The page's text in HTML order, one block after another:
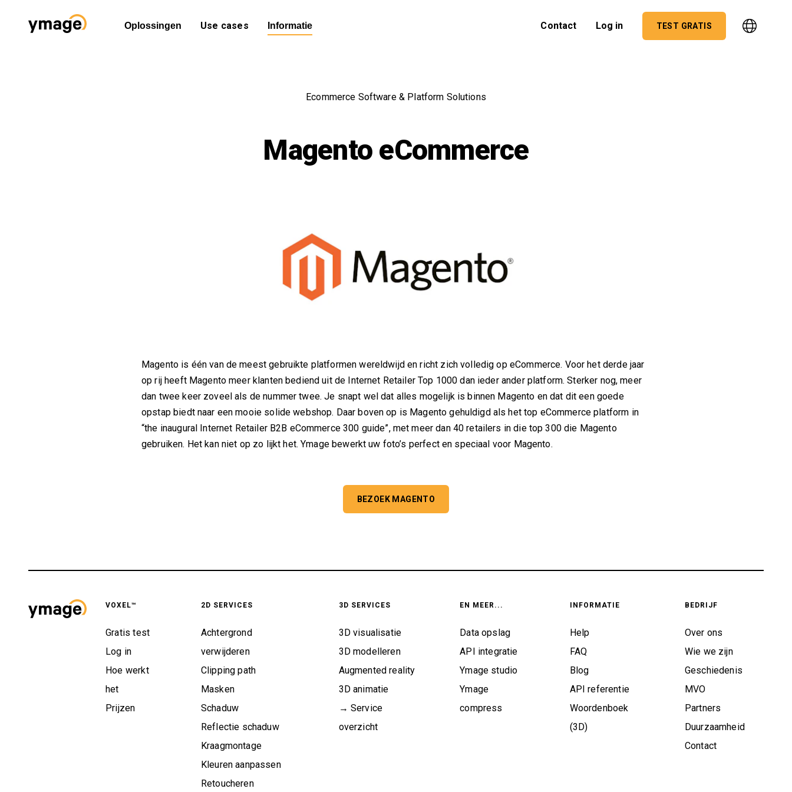
Oplossingen Use cases Informatie Contact Log in TEST GRATIS
Ecommerce Software & Platform Solutions
Magento eCommerce
Magento is één van de meest gebruikte platformen wereldwijd en richt zich volledig op eCommerce. Voor het derde jaar
op rij heeft Magento meer klanten bediend uit de Internet Retailer Top 1000 dan ieder ander platform. Sterker nog, meer
dan twee keer zoveel als de nummer twee. Je snapt wel dat alles mogelijk is binnen Magento en dat dit een goede
opstap biedt naar een mooie solide webshop. Daar boven op is Magento gehuldigd als het top eCommerce platform in
“the inaugural Internet Retailer B2B eCommerce 300 guide”, met meer dan 40 retailers in die top 300 die Magento
gebruiken. Het kan niet op zo lijkt het. Ymage bewerkt uw foto’s perfect en speciaal voor Magento.
BEZOEK MAGENTO
VOXEL™
Gratis test
Log in
Hoe werkt
het
Prijzen
2D SERVICES
Achtergrond
verwijderen
Clipping path
Masken
Schaduw
Reflectie schaduw
Kraagmontage
Kleuren aanpassen
Retoucheren
3D SERVICES
3D visualisatie
3D modelleren
Augmented reality
3D animatie
→ Service
overzicht
EN MEER...
Data opslag
API integratie
Ymage studio
Ymage
compress
INFORMATIE
Help
FAQ
Blog
API referentie
Woordenboek
(3D)
BEDRIJF
Over ons
Wie we zijn
Geschiedenis
MVO
Partners
Duurzaamheid
Contact